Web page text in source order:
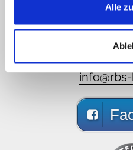
Alle
media e sarete
089 -
(9:30-14:00